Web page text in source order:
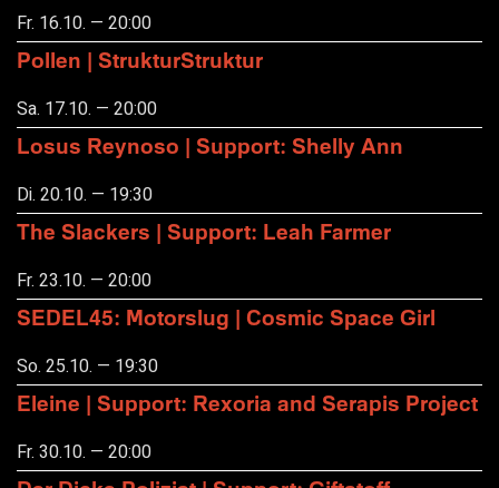
Fr. 16.10. — 20:00
Pollen | StrukturStruktur
Sa. 17.10. — 20:00
Losus Reynoso | Support: Shelly Ann
Di. 20.10. — 19:30
The Slackers | Support: Leah Farmer
Fr. 23.10. — 20:00
SEDEL45: Motorslug | Cosmic Space Girl
So. 25.10. — 19:30
Eleine | Support: Rexoria and Serapis Project
Fr. 30.10. — 20:00